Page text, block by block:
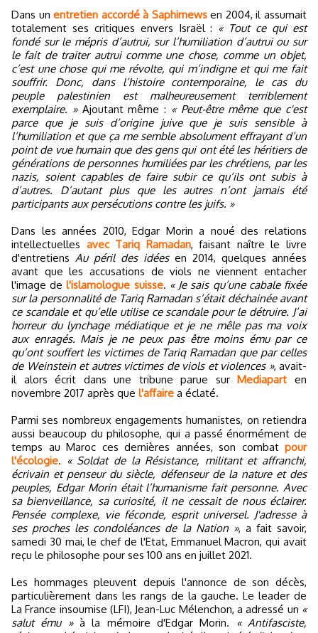
Dans unentretien accordé à Saphirnewsen 2004, il assumait
totalement ses critiques envers Israël : « Tout ce qui est
fondé sur le mépris d’autrui, sur l’humiliation d’autrui ou sur
le fait de traiter autrui comme une chose, comme un objet,
c’est une chose qui me révolte, qui m’indigne et qui me fait
souffrir. Donc, dans l’histoire contemporaine, le cas du
peuple palestinien est malheureusement terriblement
exemplaire. »Ajoutant même : « Peut-être même que c'est
parce que je suis d’origine juive que je suis sensible à
l’humiliation et que ça me semble absolument effrayant d’un
point de vue humain que des gens qui ont été les héritiers de
générations de personnes humiliées par les chrétiens, par les
nazis, soient capables de faire subir ce qu’ils ont subis à
d’autres. D’autant plus que les autres n’ont jamais été
participants aux persécutions contre les juifs. »
Dans les années 2010, Edgar Morin a noué des relations
intellectuelles avec Tariq Ramadan, faisant naître le livre
d'entretiens Au péril des idéesen 2014, quelques années
avant que les accusations de viols ne viennent entacher
l'image del'islamologue suisse. « Je sais qu’une cabale fixée
sur la personnalité de Tariq Ramadan s’était déchainée avant
ce scandale et qu’elle utilise ce scandale pour le détruire. J’ai
horreur du lynchage médiatique et je ne mêle pas ma voix
aux enragés. Mais je ne peux pas être moins ému par ce
qu’ont souffert les victimes de Tariq Ramadan que par celles
de Weinstein et autres victimes de viols et violences », avait-
il alors écrit dans une tribune parue surMediapart en
novembre 2017 après que l'affaire a éclaté.
Parmi ses nombreux engagements humanistes, on retiendra
aussi beaucoup du philosophe, qui a passé énormément de
temps au Maroc ces dernières années, son combat pour
l'écologie. « Soldat de la Résistance, militant et affranchi,
écrivain et penseur du siècle, défenseur de la nature et des
peuples, Edgar Morin était l’humanisme fait personne. Avec
sa bienveillance, sa curiosité, il ne cessait de nous éclairer.
Pensée complexe, vie féconde, esprit universel. J'adresse à
ses proches les condoléances de la Nation », a fait savoir,
samedi 30 mai, le chef de l'Etat, Emmanuel Macron, qui avait
reçu le philosophe pour ses 100 ans en juillet 2021.
Les hommages pleuvent depuis l'annonce de son décès,
particulièrement dans les rangs de la gauche. Le leader de
La France insoumise (LFI), Jean-Luc Mélenchon, a adressé un «
salut ému »à la mémoire d'Edgar Morin.
« Antifasciste,